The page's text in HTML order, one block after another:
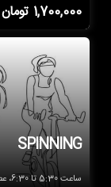
1,700,000 تومان
SPINNING
ساعت 5:30 تا 6:30، عصر روزهای فرد